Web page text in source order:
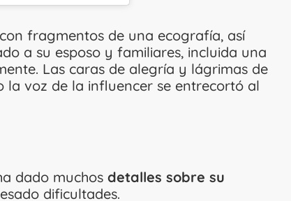
con fragmentos de una ecografía, así
a su esposo y familiares, incluida una
Las caras de alegría y lágrimas de
la voz de la influencer se entrecortó al
dado muchos detalles sobre su
dificultades.